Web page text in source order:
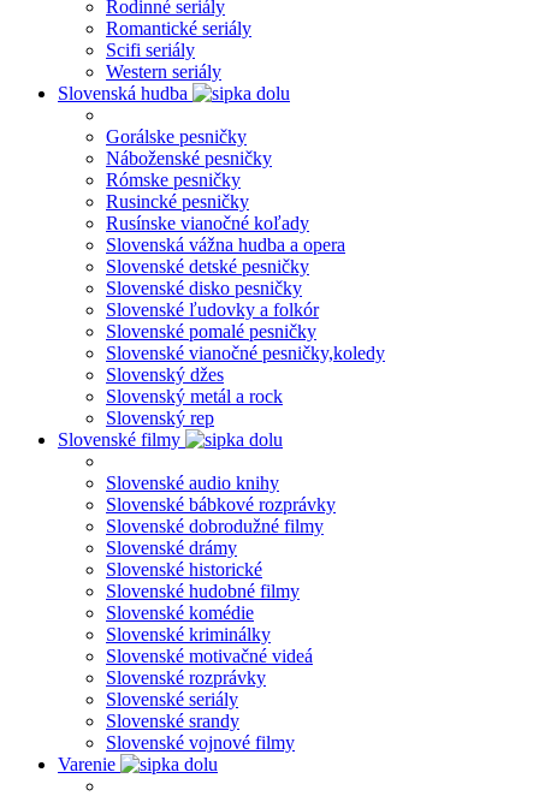
Rodinné seriály
Romantické seriály
Scifi seriály
Western seriály
Slovenská hudba
Gorálske pesničky
Náboženské pesničky
Rómske pesničky
Rusincké pesničky
Rusínske vianočné koľady
Slovenská vážna hudba a opera
Slovenské detské pesničky
Slovenské disko pesničky
Slovenské ľudovky a folkór
Slovenské pomalé pesničky
Slovenské vianočné pesničky,koledy
Slovenský džes
Slovenský metál a rock
Slovenský rep
Slovenské filmy
Slovenské audio knihy
Slovenské bábkové rozprávky
Slovenské dobrodužné filmy
Slovenské drámy
Slovenské historické
Slovenské hudobné filmy
Slovenské komédie
Slovenské kriminálky
Slovenské motivačné videá
Slovenské rozprávky
Slovenské seriály
Slovenské srandy
Slovenské vojnové filmy
Varenie